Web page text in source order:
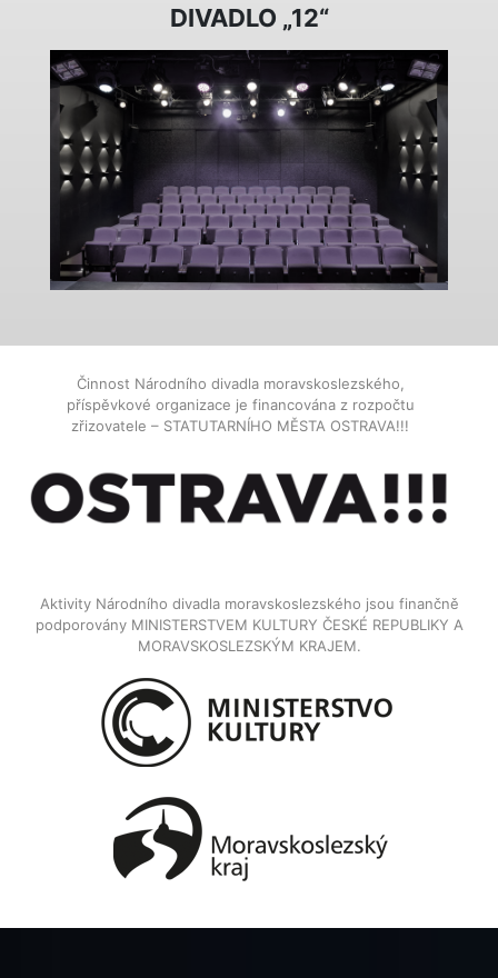
DIVADLO „12“
Činnost Národního divadla moravskoslezského,
příspěvkové organizace je financována z rozpočtu
zřizovatele – STATUTARNÍHO MĚSTA OSTRAVA!!!
Aktivity Národního divadla moravskoslezského jsou finančně
podporovány MINISTERSTVEM KULTURY ČESKÉ REPUBLIKY A
MORAVSKOSLEZSKÝM KRAJEM.